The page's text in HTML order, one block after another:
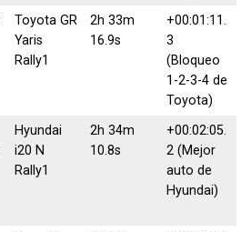
Toyota GR
Yaris
Rally1
2h 33m
16.9s
+00:01:11.
3
(Bloqueo
1-2-3-4 de
Toyota)
Hyundai
i20 N
Rally1
2h 34m
10.8s
+00:02:05.
2 (Mejor
auto de
Hyundai)